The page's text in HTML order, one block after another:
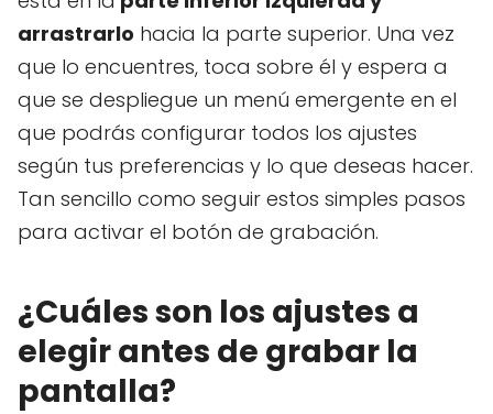
arrastrarlo hacia la parte superior. Una vez
que lo encuentres, toca sobre él y espera a
que se despliegue un menú emergente en el
que podrás configurar todos los ajustes
según tus preferencias y lo que deseas hacer.
Tan sencillo como seguir estos simples pasos
para activar el botón de grabación.
¿Cuáles son los ajustes a
elegir antes de grabar la
pantalla?